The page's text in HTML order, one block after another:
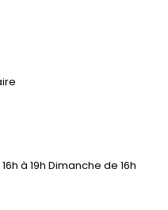
à 19h Dimanche de 16h